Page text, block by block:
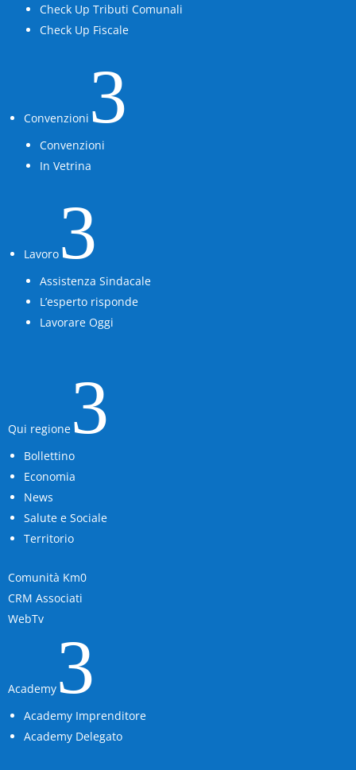
Check Up Tributi Comunali
Check Up Fiscale
Convenzioni 3
Convenzioni
In Vetrina
Lavoro 3
Assistenza Sindacale
L’esperto risponde
Lavorare Oggi
Qui regione 3
Bollettino
Economia
News
Salute e Sociale
Territorio
Comunità Km0
CRM Associati
WebTv
Academy 3
Academy Imprenditore
Academy Delegato